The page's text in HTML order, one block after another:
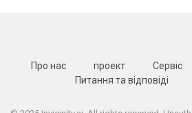
Про нас проект Сервіс
Питання та відповіді